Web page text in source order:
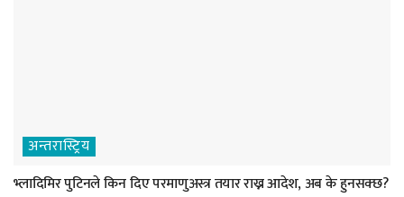
अन्तरास्ट्रिय
भ्लादिमिर पुटिनले किन दिए परमाणुअस्त्र तयार राख्न आदेश, अब के हुनसक्छ?